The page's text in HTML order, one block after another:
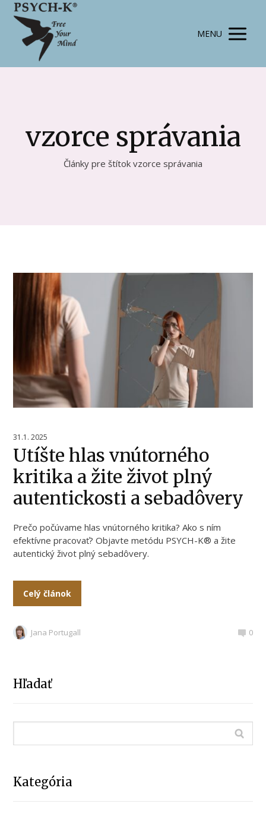
MENU
vzorce správania
Články pre štítok vzorce správania
31.1. 2025
Utíšte hlas vnútorného
kritika a žite život plný
autentickosti a sebadôvery
Prečo počúvame hlas vnútorného kritika? Ako s ním
efektívne pracovať? Objavte metódu PSYCH-K® a žite
autentický život plný sebadôvery.
Celý článok
Jana Portugall 0
Hľadať
Kategória